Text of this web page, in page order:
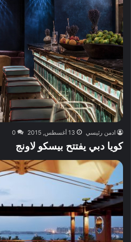
ادمن رئيسي 13 أغسطس, 2015 0
كويا دبي يفتتح بيسكو لاونج